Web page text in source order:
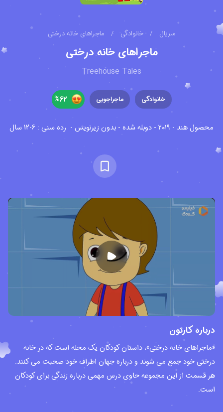
سریال / خانوادگی / ماجراهای خانه درختی
ماجراهای خانه درختی
Treehouse Tales
خانوادگی ماجراجویی 62
%
محصول هند - ۲۰۱۹ - دوبله شده - بدون زیرنویس - رده سنی : 6-12 سال
درباره کارتون
«ماجراهای خانه درختی»، داستان کودکان یک محله است که در خانه
درختی خود جمع می شوند و درباره جهان اطراف خود صحبت می کنند.
هر قسمت از این مجموعه حاوی درس مهمی درباره زندگی برای کودکان
است.